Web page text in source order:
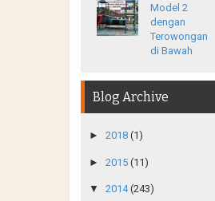
Model 2
dengan
Terowongan
di Bawah
Blog Archive
► 2018 (1)
► 2015 (11)
▼ 2014 (243)